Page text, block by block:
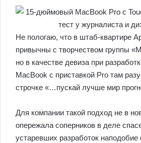
Не пологаю, что в штаб-квартире
привычны с творчеством группы
но в качестве девиза при
MacBook c приставкой Pro там
строчке «…пускай лучше мир
Для компании такой подход не в
опережала соперников в деле
устаревших разработок